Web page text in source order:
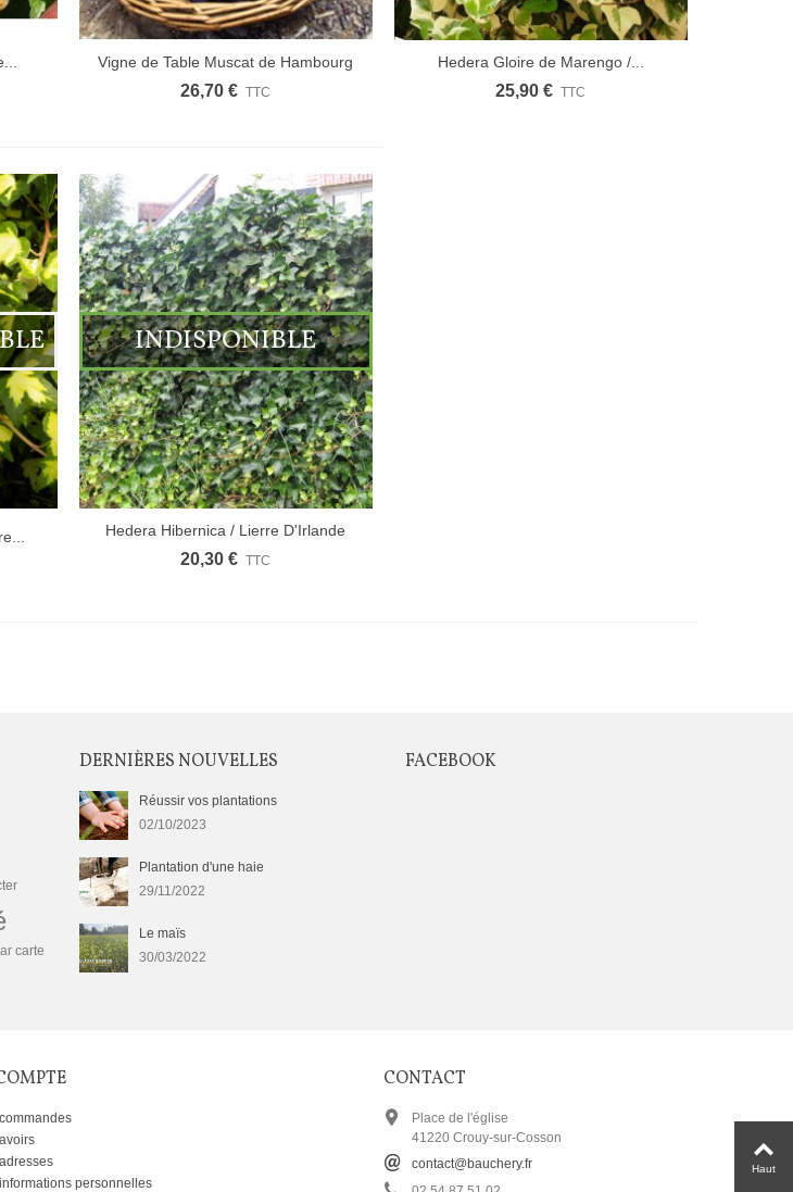
Vigne de Table Muscat de Hambourg
26,70 € TTC
Hedera Gloire de Marengo /...
25,90 € TTC
INDISPONIBLE
Hedera Hibernica / Lierre D'Irlande
20,30 € TTC
carte
DERNIÈRES NOUVELLES
Réussir vos plantations
02/10/2023
Plantation d'une haie
29/11/2022
Le maïs
30/03/2022
FACEBOOK
personnelles
CONTACT
Place de l'église
41220 Crouy-sur-Cosson
contact@bauchery.fr
Haut